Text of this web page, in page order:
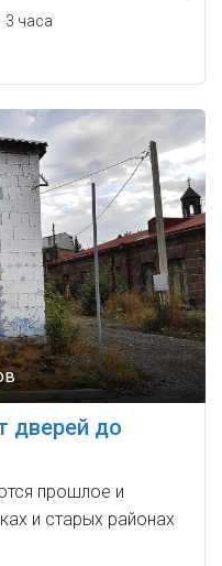
3 часа
дверей до
прошлое и
и старых районах